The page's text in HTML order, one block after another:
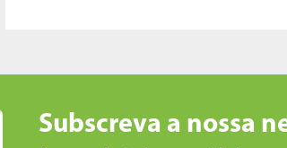
Subscreva a nossa